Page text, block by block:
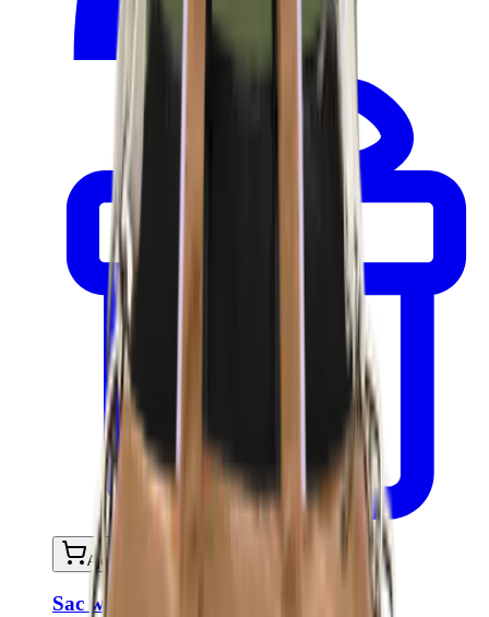
Ajouter au panier
Sac week end GABRIEL - Noir